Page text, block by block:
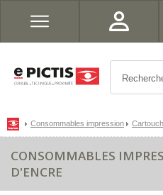
Consommables impression
CONSOMMABLES
D'ENCRE